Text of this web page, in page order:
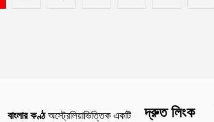
বাংলার কণ্ঠঅস্ট্রেলিয়াভিত্তিক একটি
দ্রুত লিংক